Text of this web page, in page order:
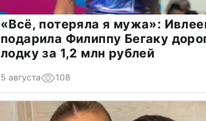
«Всё, потеряла я мужа»:
подарила Филиппу Бегаку
лодку за 1,2 млн рублей
5 августа 108